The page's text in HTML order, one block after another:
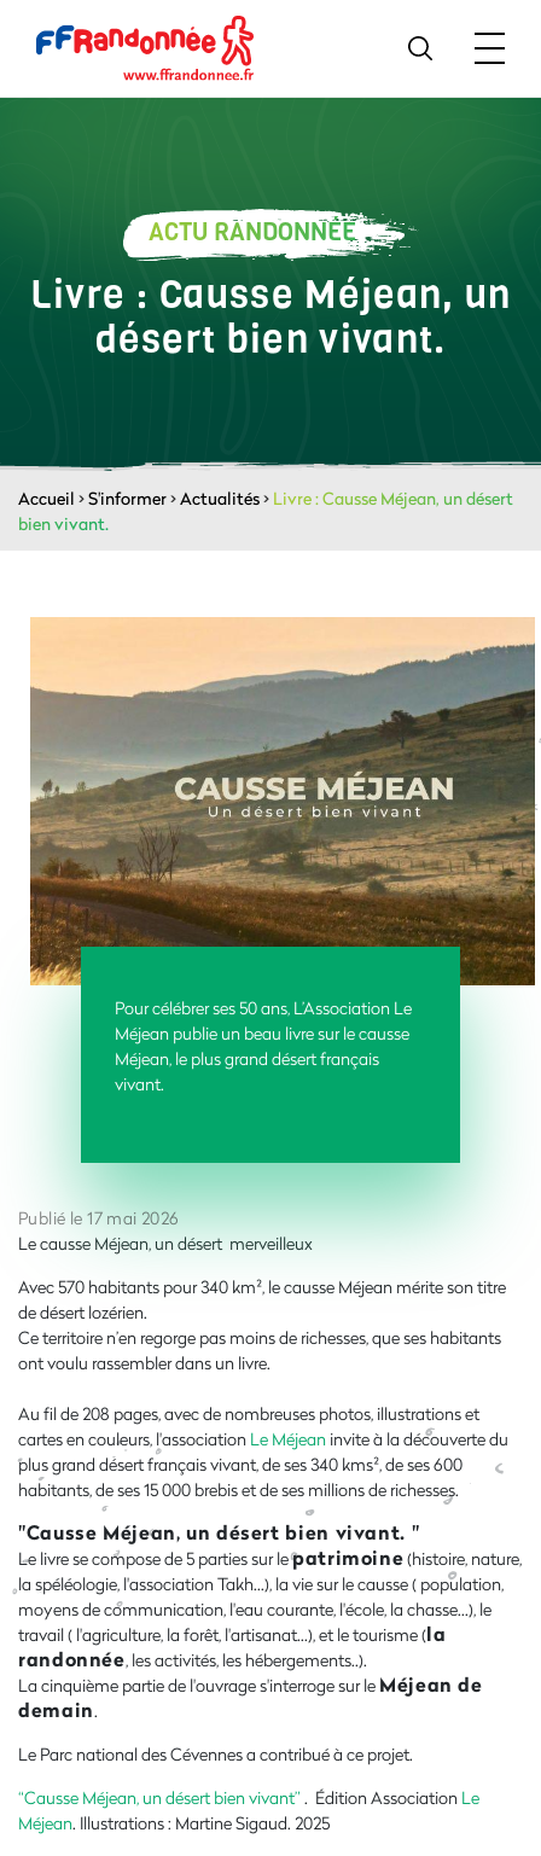
ACTU RANDONNÉE
Livre : Causse Méjean, un
désert bien vivant.
Accueil >S'informer>Actualités> Livre : Causse Méjean, un désert
bien vivant.
Pour célébrer ses 50 ans, L’Association Le
Méjean publie un beau livre sur le causse
Méjean, le plus grand désert français
vivant.
Publié le 17 mai 2026
Le causse Méjean, un désert merveilleux
Avec 570 habitants pour 340 km², le causse Méjean mérite son titre
de désert lozérien.
Ce territoire n’en regorge pas moins de richesses, que ses habitants
ont voulu rassembler dans un livre.
Au fil de 208 pages, avec de nombreuses photos, illustrations et
cartes en couleurs, l'association Le Méjean invite à la découverte du
plus grand désert français vivant, de ses 340 kms², de ses 600
habitants, de ses 15 000 brebis et de ses millions de richesses.
"Causse Méjean, un désert bien vivant. "
Le livre se compose de 5 parties sur lepatrimoine(histoire, nature,
la spéléologie, l'association Takh...), la vie sur le causse ( population,
moyens de communication, l'eau courante, l'école, la chasse...), le
travail ( l'agriculture, la forêt, l'artisanat...), et le tourisme (la
randonnée, les activités, les hébergements..).
La cinquième partie de l'ouvrage s'interroge sur le Méjean de
demain.
Le Parc national des Cévennes a contribué à ce projet.
“Causse Méjean, un désert bien vivant” . Édition Association Le
Méjean. Illustrations : Martine Sigaud. 2025